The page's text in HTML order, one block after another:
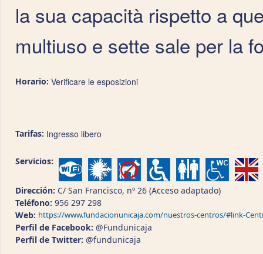
la sua capacità rispetto a
multiuso e sette sale per la
Horario: Verificare le esposizioni
Tarifas: Ingresso libero
Servicios:
Dirección: C/ San Francisco, nº 26 (Acceso adaptado)
Teléfono: 956 297 298
Web: https://www.fundacionunicaja.com/nuestros-centros/#link-
Perfil de Facebook: @Fundunicaja
Perfil de Twitter: @fundunicaja